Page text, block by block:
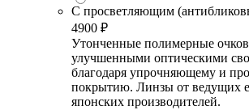
С просветляющим
4900 ₽
Утонченные полимерные
улучшенными оптическими
благодаря упрочняющему и
покрытию. Линзы от ведущих
японских производителей.